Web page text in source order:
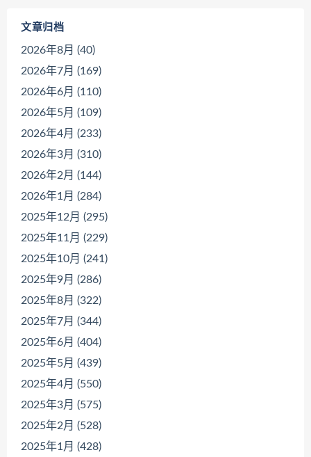
文章归档
2026年8月 (40)
2026年7月 (169)
2026年6月 (110)
2026年5月 (109)
2026年4月 (233)
2026年3月 (310)
2026年2月 (144)
2026年1月 (284)
2025年12月 (295)
2025年11月 (229)
2025年10月 (241)
2025年9月 (286)
2025年8月 (322)
2025年7月 (344)
2025年6月 (404)
2025年5月 (439)
2025年4月 (550)
2025年3月 (575)
2025年2月 (528)
2025年1月 (428)